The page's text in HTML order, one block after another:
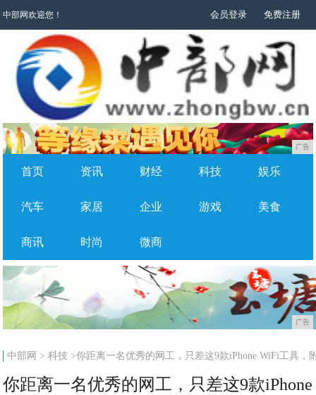
中部网欢迎您！ 会员登录 免费注册
广告
首页 资讯 财经 科技 娱乐
汽车 家居 企业 游戏 美食
商讯 时尚 微商
广告
中部网 >科技 >你距离一名优秀的网工，只差这9款iPhone WiFi工具，
你距离一名优秀的网工，只差这9款